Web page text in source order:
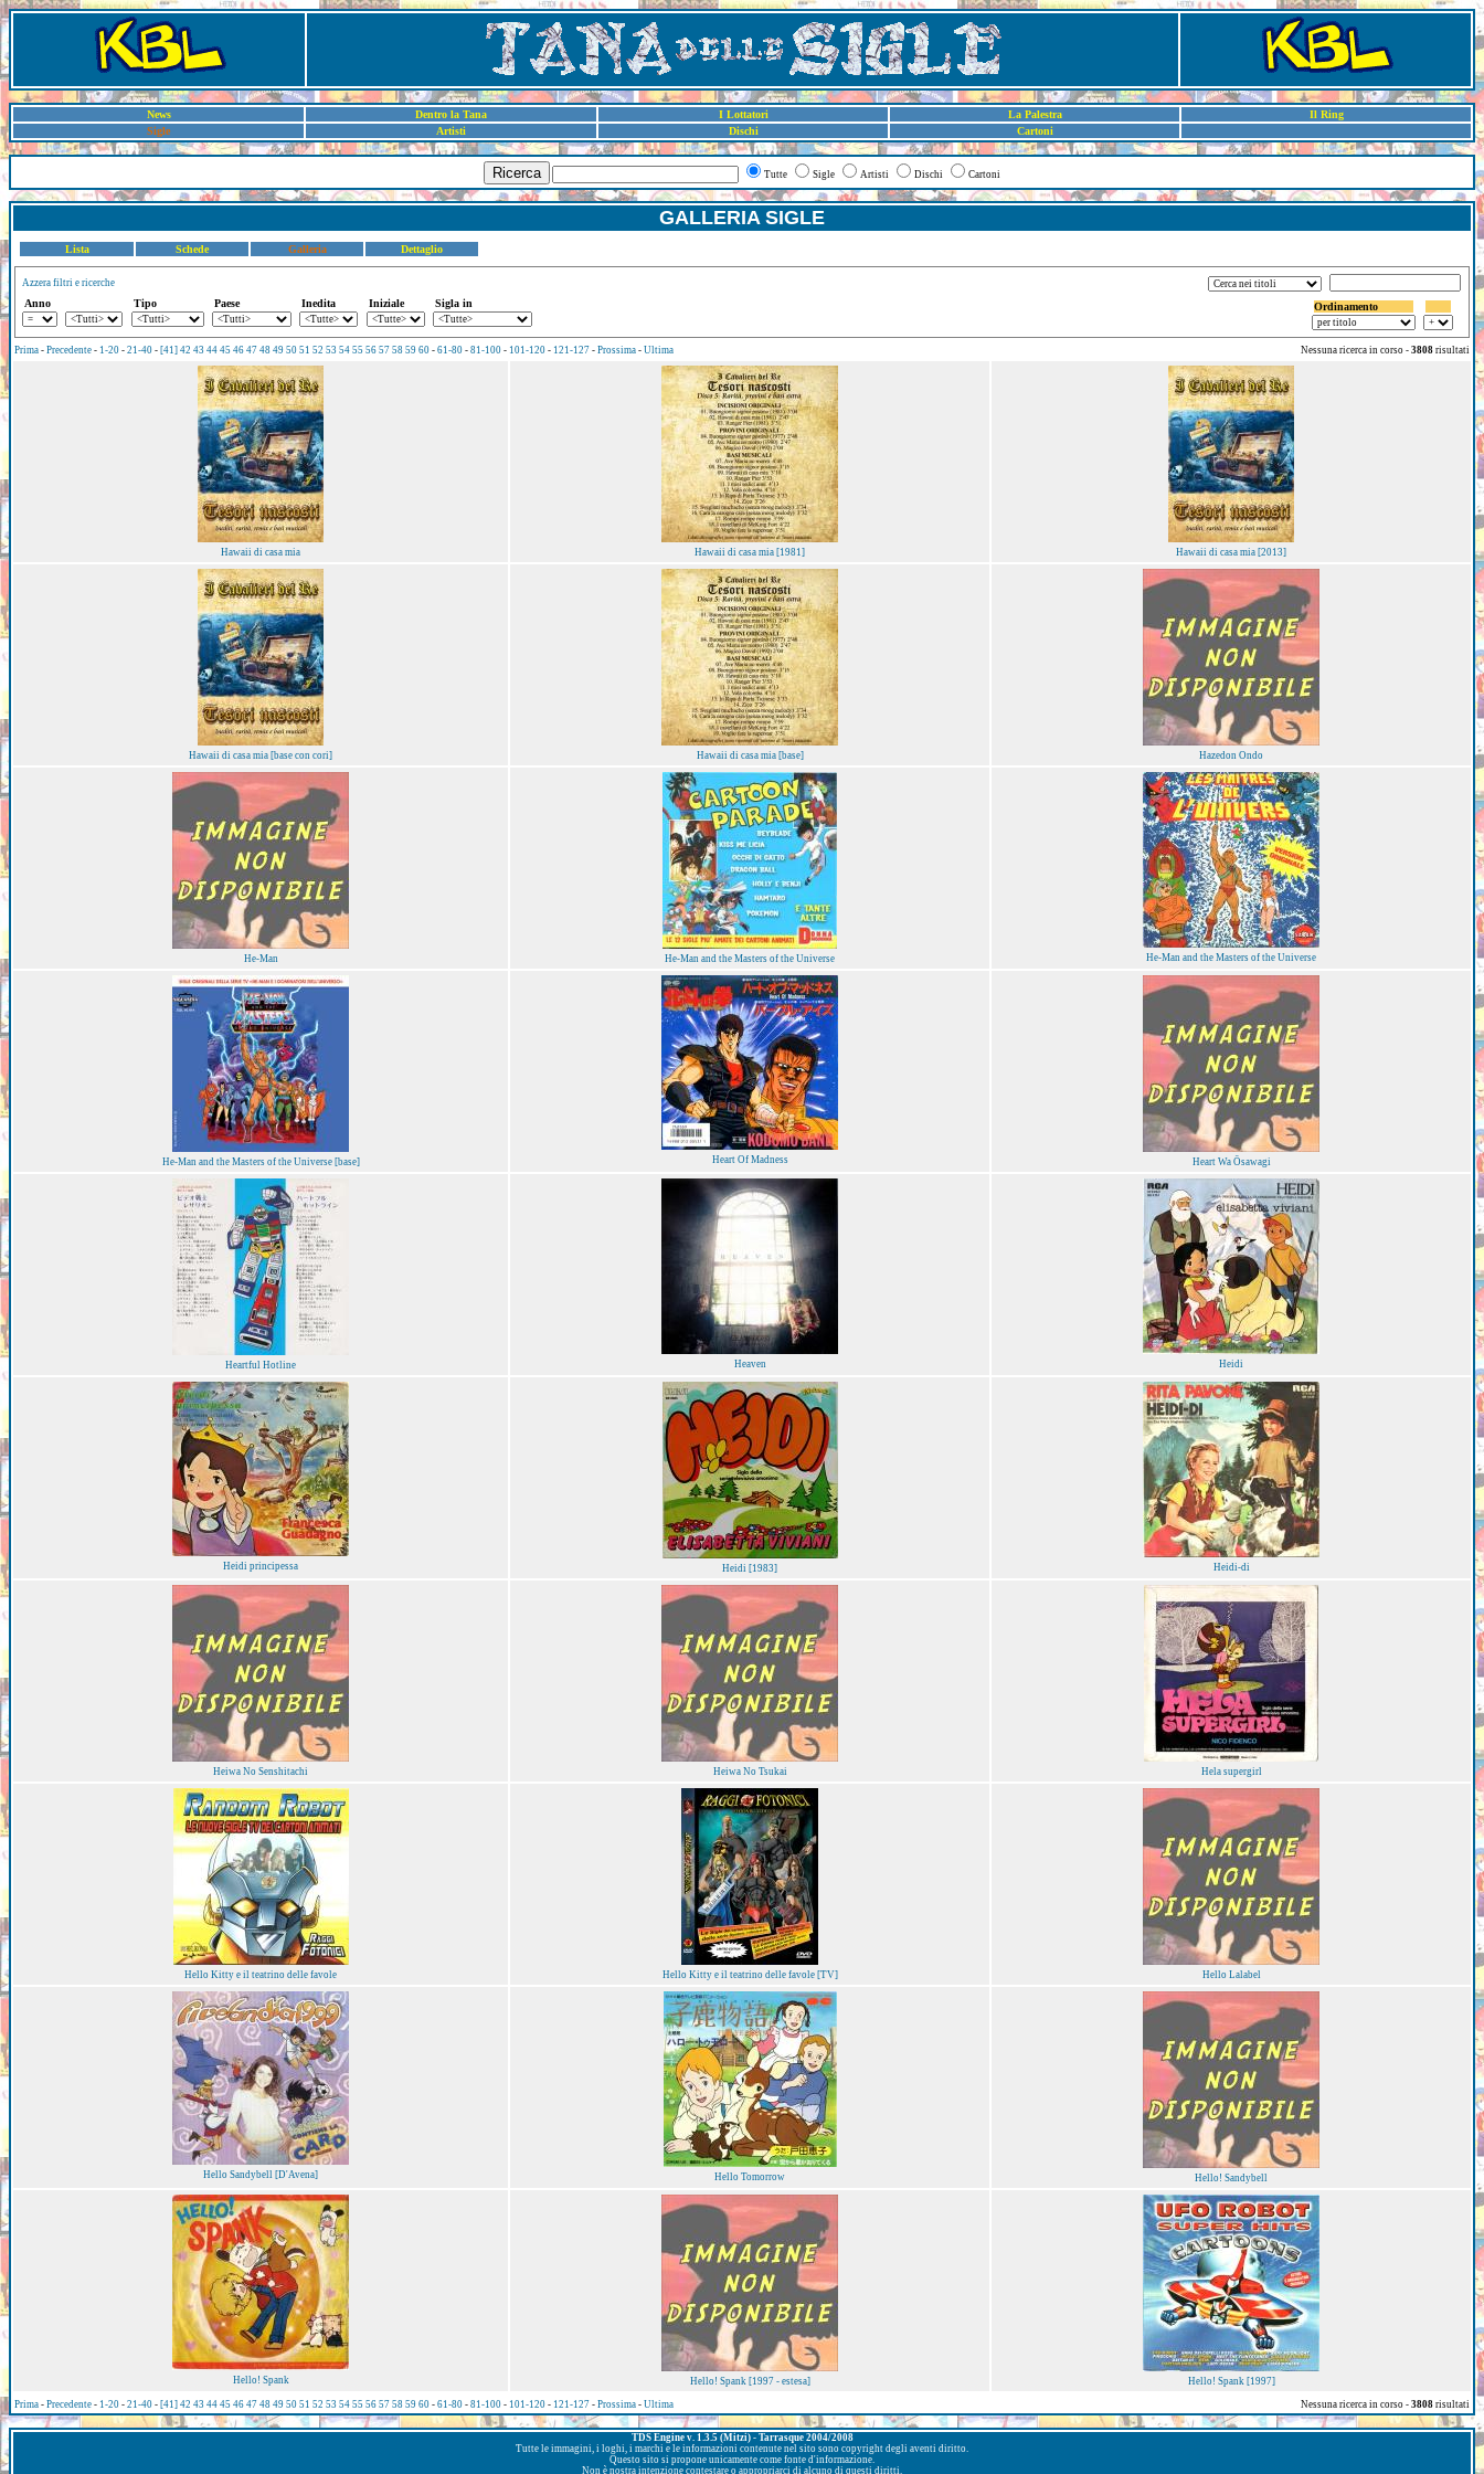
News Dentro la Tana I Lottatori La Palestra
Il Ring
Sigle
Artisti Dischi Cartoni
Ricerca Tutte Sigle Artisti Dischi Cartoni
GALLERIA SIGLE
Lista Schede Galleria Dettaglio
Azzera filtri e ricerche
Anno Tipo Paese Inedita Iniziale Sigla in Ordinamento
Prima - Precedente - 1-20 - 21-40 - [41] 42 43 44 45 46 47 48 49 50 51 52 53 54 55 56 57 58 59 60 - 61-80 - 81-100 - 101-120 - 121-127 - Prossima - Ultima Nessuna ricerca in corso - 3808 risultati
Hawaii di casa mia Hawaii di casa mia [1981] Hawaii di casa mia [2013]
Hawaii di casa mia [base con cori] Hawaii di casa mia [base] Hazedon Ondo
He-Man He-Man and the Masters of the Universe He-Man and the Masters of the Universe
He-Man and the Masters of the Universe [base] Heart Of Madness Heart Wa Ōsawagi
Heartful Hotline Heaven Heidi
Heidi principessa Heidi [1983] Heidi-di
Heiwa No Senshitachi Heiwa No Tsukai Hela supergirl
Hello Kitty e il teatrino delle favole Hello Kitty e il teatrino delle favole [TV] Hello Lalabel
Hello Sandybell [D'Avena] Hello Tomorrow Hello! Sandybell
Hello! Spank Hello! Spank [1997 - estesa] Hello! Spank [1997]
Prima - Precedente - 1-20 - 21-40 - [41] 42 43 44 45 46 47 48 49 50 51 52 53 54 55 56 57 58 59 60 - 61-80 - 81-100 - 101-120 - 121-127 - Prossima - Ultima Nessuna ricerca in corso - 3808 risultati
TDS Engine v. 1.3.5 (Mitzi) - Tarrasque 2004/2008
Tutte le immagini, i loghi, i marchi e le informazioni contenute nel sito sono copyright degli aventi diritto.
Questo sito si propone unicamente come fonte d'informazione.
Non è nostra intenzione contestare o appropriarci di alcuno di questi diritti.